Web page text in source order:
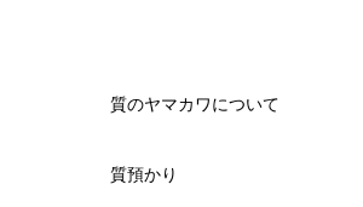
質のヤマカワについて
質預かり